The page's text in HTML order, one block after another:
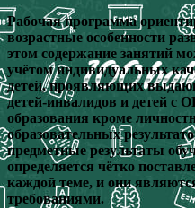
Рабочая программа
возрастные особенности
этом содержание занятий
учётом индивидуальных
детей, проявляющих
детей-инвалидов и детей с
образования кроме
образовательных
предметные результаты
определяется чётко
каждой теме, и они
требованиями.